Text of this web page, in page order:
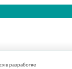
в разработке